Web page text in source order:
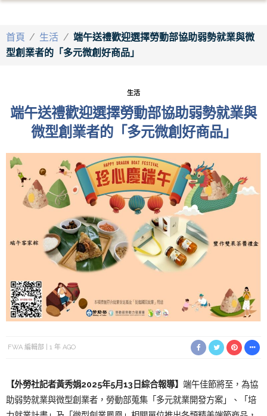
首頁 / 生活 / 端午送禮歡迎選擇勞動部協助弱勢就業與微
型創業者的「多元微創好商品」
生活
端午送禮歡迎選擇勞動部協助弱勢就業與
微型創業者的「多元微創好商品」
FWA 編輯部 1 年 AGO
【外勞社記者黃秀娟2025年5月13日綜合報導】 端午佳節將至，為協
助弱勢就業與微型創業者，勞動部蒐集「多元就業開發方案」、「培